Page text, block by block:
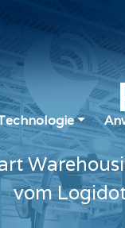
vom